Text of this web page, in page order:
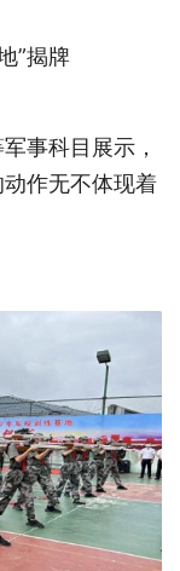
”揭牌
事科目展示，
作无不体现着